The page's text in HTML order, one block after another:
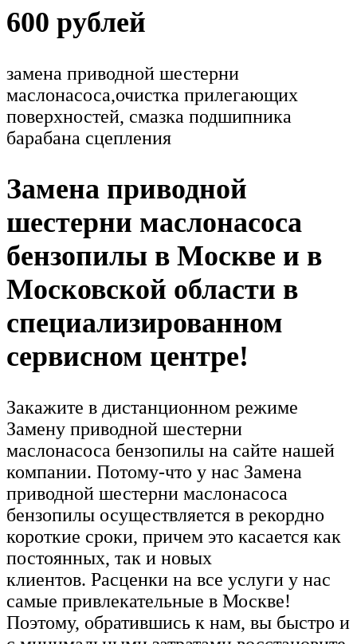
600 рублей
замена приводной шестерни
маслонасоса,очистка прилегающих
поверхностей, смазка подшипника
барабана сцепления
Замена приводной
шестерни маслонасоса
бензопилы в Москве и в
Московской области в
специализированном
сервисном центре!
Закажите в дистанционном режиме
Замену приводной шестерни
маслонасоса бензопилы на сайте нашей
компании. Потому-что у нас Замена
приводной шестерни маслонасоса
бензопилы осуществляется в рекордно
короткие сроки, причем это касается как
постоянных, так и новых
клиентов. Расценки на все услуги у нас
самые привлекательные в Москве!
Поэтому, обратившись к нам, вы быстро и